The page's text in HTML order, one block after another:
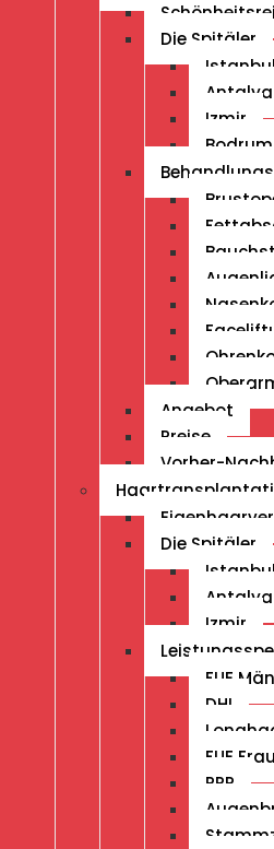
Die Spitäler
Istanbul
Antalya
Izmir
Bodrum
Angebot
Preise
Vorher-
Die Spitäler
Istanbul
Antalya
Izmir
FUE
DHI
FUE
PRP